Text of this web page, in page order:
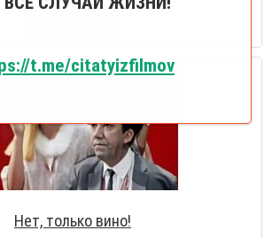
Нет, только вино!
t.me/citatyizfilmov